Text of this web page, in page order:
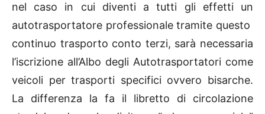
nel caso in cui diventi a tutti gli effetti un
autotrasportatore professionale tramite questo
continuo trasporto conto terzi, sarà necessaria
l’iscrizione all’Albo degli Autotrasportatori come
veicoli per trasporti specifici ovvero bisarche.
La differenza la fa il libretto di circolazione